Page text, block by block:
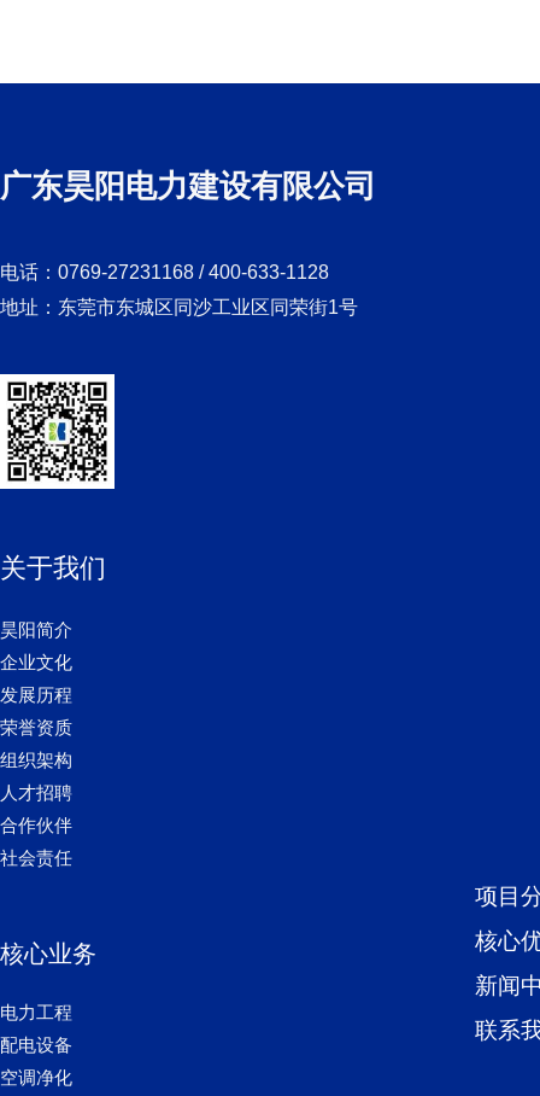
广东昊阳电力建设有限公司
电话：0769-27231168 / 400-633-1128
地址：东莞市东城区同沙工业区同荣街1号
关于我们
昊阳简介
企业文化
发展历程
荣誉资质
组织架构
人才招聘
合作伙伴
社会责任
核心业务
电力工程
配电设备
空调净化
项目
核心
新闻
联系